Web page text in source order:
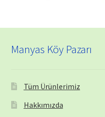
Manyas Köy Pazarı
Tüm Ürünlerimiz
Hakkımızda